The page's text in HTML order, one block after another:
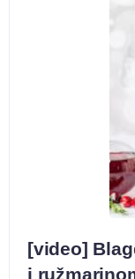
[video]
i